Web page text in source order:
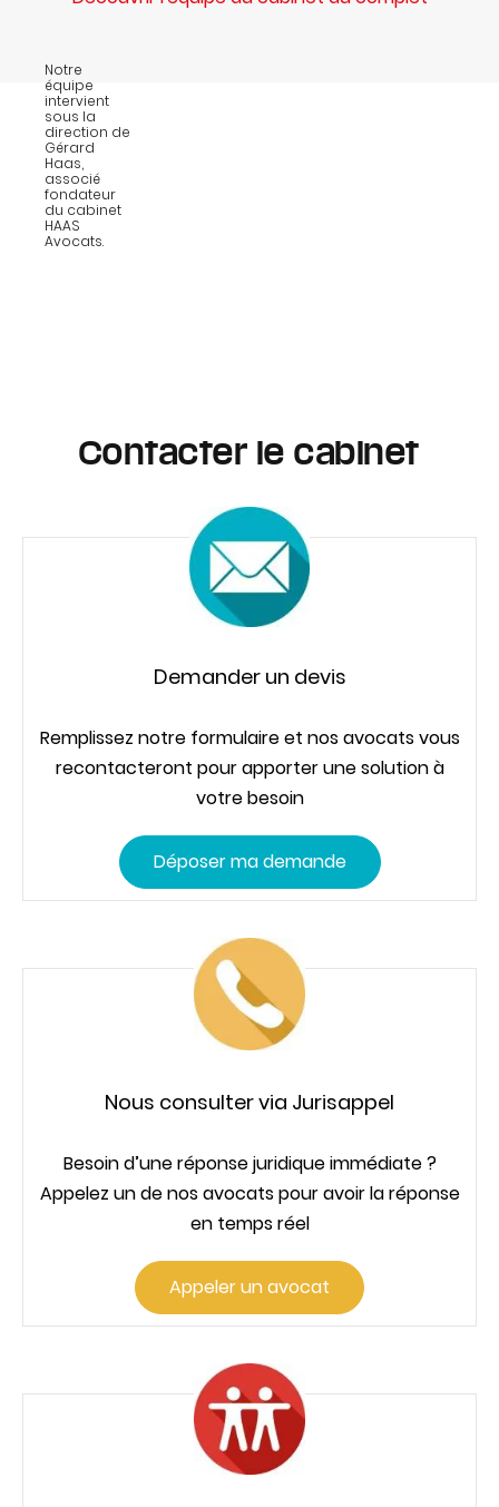
Notre
équipe
intervient
sous la
direction de
Gérard
Haas,
associé
fondateur
du cabinet
HAAS
Avocats.
Contacter le cabinet
Demander un devis
Remplissez notre formulaire et nos avocats vous
recontacteront pour apporter une solution à
votre besoin
Déposer ma demande
Nous consulter via Jurisappel
Besoin d’une réponse juridique immédiate ?
Appelez un de nos avocats pour avoir la réponse
en temps réel
Appeler un avocat